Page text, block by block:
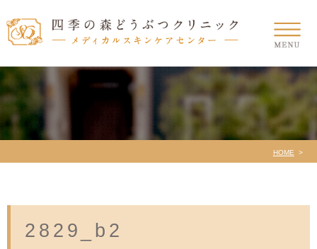
HOME
2829_b2